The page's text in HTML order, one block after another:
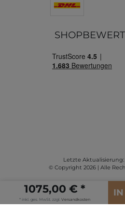
1075,00 € *
* inkl. ges. MwSt. zzgl. Versandkosten
Letzte Aktualisierung:
© Copyright 2026 | Alle